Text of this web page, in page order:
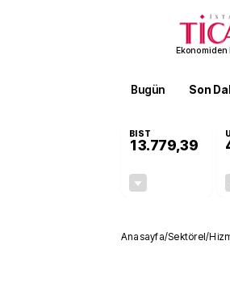
Bugün Son
BIST
13.779,39
Anasayfa/Sektörel/